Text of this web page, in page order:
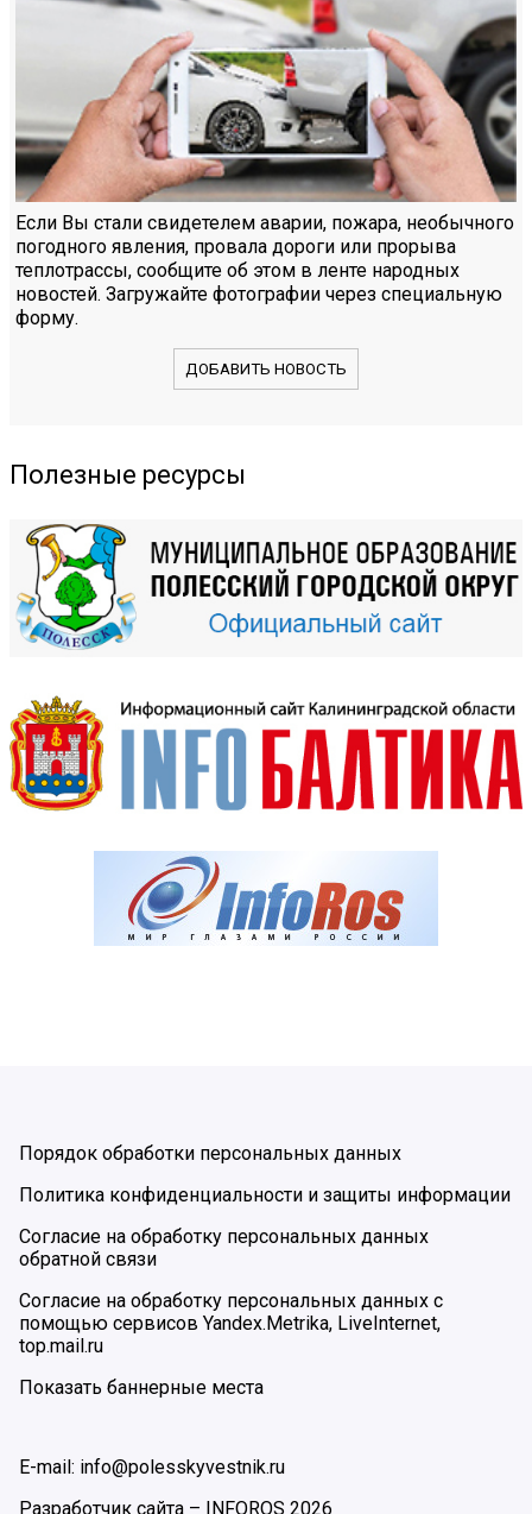
Если Вы стали свидетелем аварии, пожара, необычного
погодного явления, провала дороги или прорыва
теплотрассы, сообщите об этом в ленте народных
новостей. Загружайте фотографии через специальную
форму.
ДОБАВИТЬ НОВОСТЬ
Полезные ресурсы
Порядок обработки персональных данных
Политика конфиденциальности и защиты информации
Согласие на обработку персональных данных
обратной связи
Согласие на обработку персональных данных с
помощью сервисов Yandex.Metrika, LiveInternet,
top.mail.ru
Показать баннерные места
E-mail: info@polesskyvestnik.ru
Разработчик сайта – INFOROS 2026